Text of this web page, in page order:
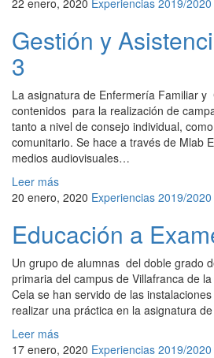
Gestión y
3
La asignatura de Enfermería Familiar y
contenidos para la realización de
tanto a nivel de consejo individual,
comunitario. Se hace a través de Mlab
medios audiovisuales…
Leer más
20 enero, 2020 Experiencias 2019/2020
Educación a
Un grupo de alumnas del doble grado
primaria del campus de Villafranca de
Cela se han servido de las
realizar una práctica en la asignatura
Leer más
17 enero, 2020 Experiencias 2019/2020